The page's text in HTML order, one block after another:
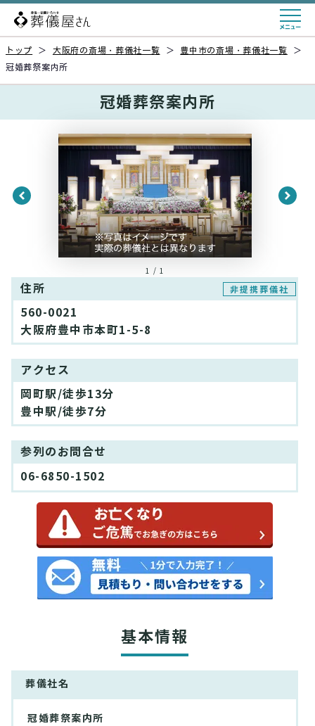
トップ ＞ 大阪府の斎場・葬儀社一覧 ＞ 豊中市の斎場・葬儀社一覧
＞
冠婚葬祭案内所
冠婚葬祭案内所
1 / 1
住所 非提携葬儀社
560-0021
大阪府豊中市本町1-5-8
アクセス
岡町駅/徒歩13分
豊中駅/徒歩7分
参列のお問合せ
06-6850-1502
基本情報
葬儀社名
冠婚葬祭案内所